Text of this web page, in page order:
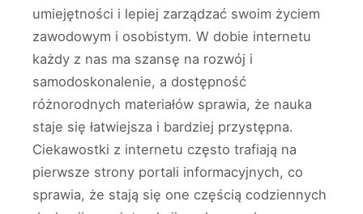
umiejętności i lepiej zarządzać swoim życiem
zawodowym i osobistym. W dobie internetu
każdy z nas ma szansę na rozwój i
samodoskonalenie, a dostępność
różnorodnych materiałów sprawia, że nauka
staje się łatwiejsza i bardziej przystępna.
Ciekawostki z internetu często trafiają na
pierwsze strony portali informacyjnych, co
sprawia, że stają się one częścią codziennych